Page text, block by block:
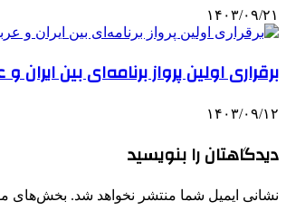
۱۴۰۳/۰۹/۲۱
برقراری اولین پرواز برنامه‌ای بین ایران و
۱۴۰۳/۰۹/۱۲
دیدگاهتان را بنویسید
نشانی ایمیل شما منتشر نخواهد شد. بخش‌های